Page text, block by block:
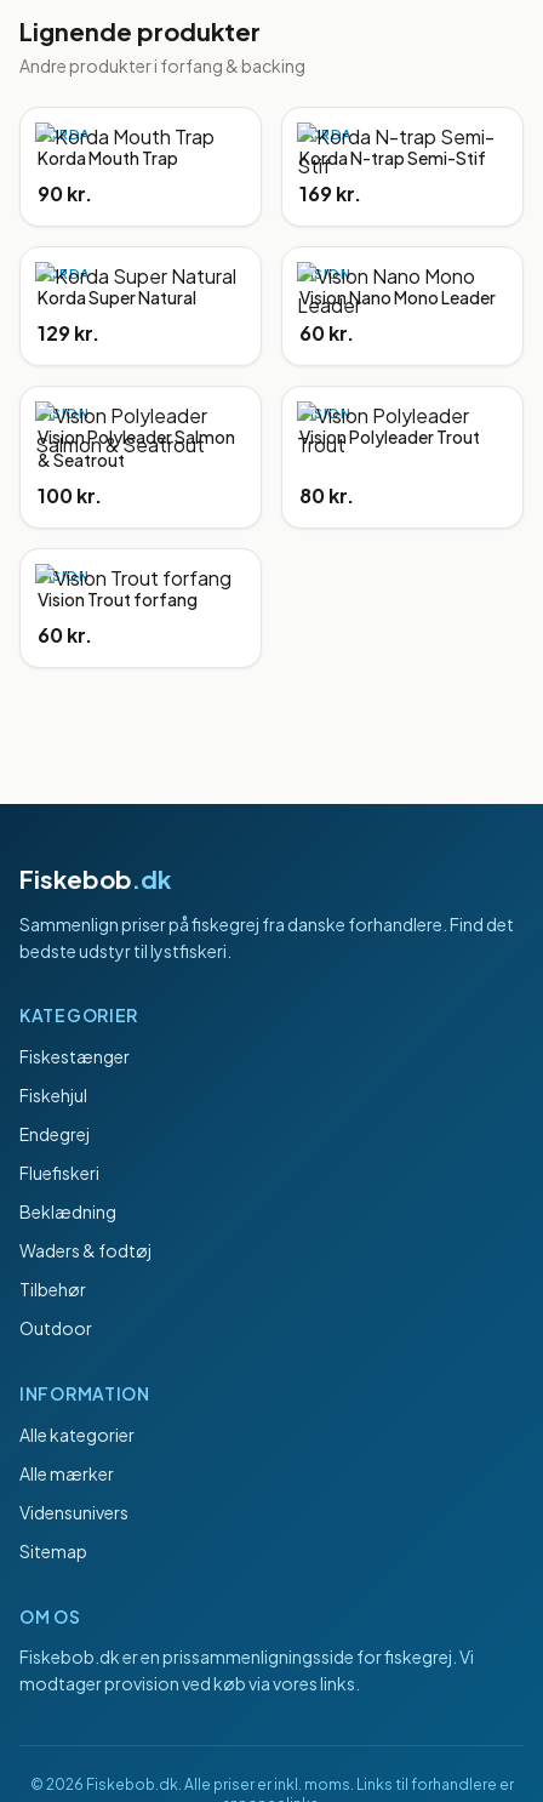
Lignende produkter
Andre produkter i forfang & backing
KORDA
Korda Mouth Trap
90 kr.
KORDA
Korda N-trap Semi-Stif
169 kr.
KORDA
Korda Super Natural
129 kr.
VISION
Vision Nano Mono Leader
60 kr.
VISION
Vision Polyleader Salmon
& Seatrout
100 kr.
VISION
Vision Polyleader Trout
80 kr.
VISION
Vision Trout forfang
60 kr.
Fiskebob.dk
Sammenlign priser på fiskegrej fra danske forhandlere. Find det
bedste udstyr til lystfiskeri.
KATEGORIER
Fiskestænger
Fiskehjul
Endegrej
Fluefiskeri
Beklædning
Waders & fodtøj
Tilbehør
Outdoor
INFORMATION
Alle kategorier
Alle mærker
Vidensunivers
Sitemap
OM OS
Fiskebob.dker en prissammenligningsside for fiskegrej. Vi
modtager provision ved køb via vores links.
© 2026 Fiskebob.dk. Alle priser er inkl. moms. Links til forhandlere er